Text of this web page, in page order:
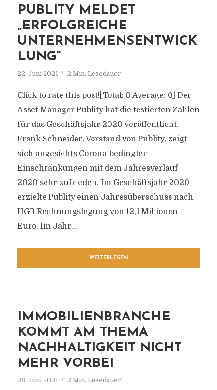
PUBLITY MELDET
„ERFOLGREICHE
UNTERNEHMENSENTWICK
LUNG“
22. Juni 2021 2 Min. Lesedauer
Click to rate this post![Total: 0 Average: 0] Der
Asset Manager Publity hat die testierten Zahlen
für das Geschäftsjahr 2020 veröffentlicht.
Frank Schneider, Vorstand von Publity, zeigt
sich angesichts Corona-bedingter
Einschränkungen mit dem Jahresverlauf
2020 sehr zufrieden. Im Geschäftsjahr 2020
erzielte Publity einen Jahresüberschuss nach
HGB Rechnungslegung von 12,1 Millionen
Euro. Im Jahr...
WEITERLESEN
IMMOBILIENBRANCHE
KOMMT AM THEMA
NACHHALTIGKEIT NICHT
MEHR VORBEI
28. Juni 2021 2 Min. Lesedauer